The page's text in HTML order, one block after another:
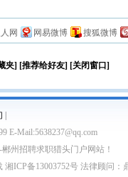
网 网易微博 搜狐微博
夹] [推荐给好友] [关闭窗口]
E-Mail:5638237@qq.com
州招聘求职猎头门户网站！
湘ICP备13003752号 法律顾问